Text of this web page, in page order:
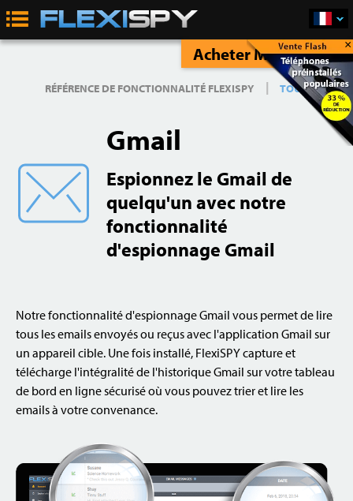
Acheter Maintenant ×
RÉFÉRENCE DE FONCTIONNALITÉ FLEXISPY | TOUT
Gmail
Espionnez le Gmail de
quelqu'un avec notre
fonctionnalité
d'espionnage Gmail
Notre fonctionnalité d'espionnage Gmail vous permet de lire
tous les emails envoyés ou reçus avec l'application Gmail sur
un appareil cible. Une fois installé, FlexiSPY capture et
télécharge l'intégralité de l'historique Gmail sur votre tableau
de bord en ligne sécurisé où vous pouvez trier et lire les
emails à votre convenance.